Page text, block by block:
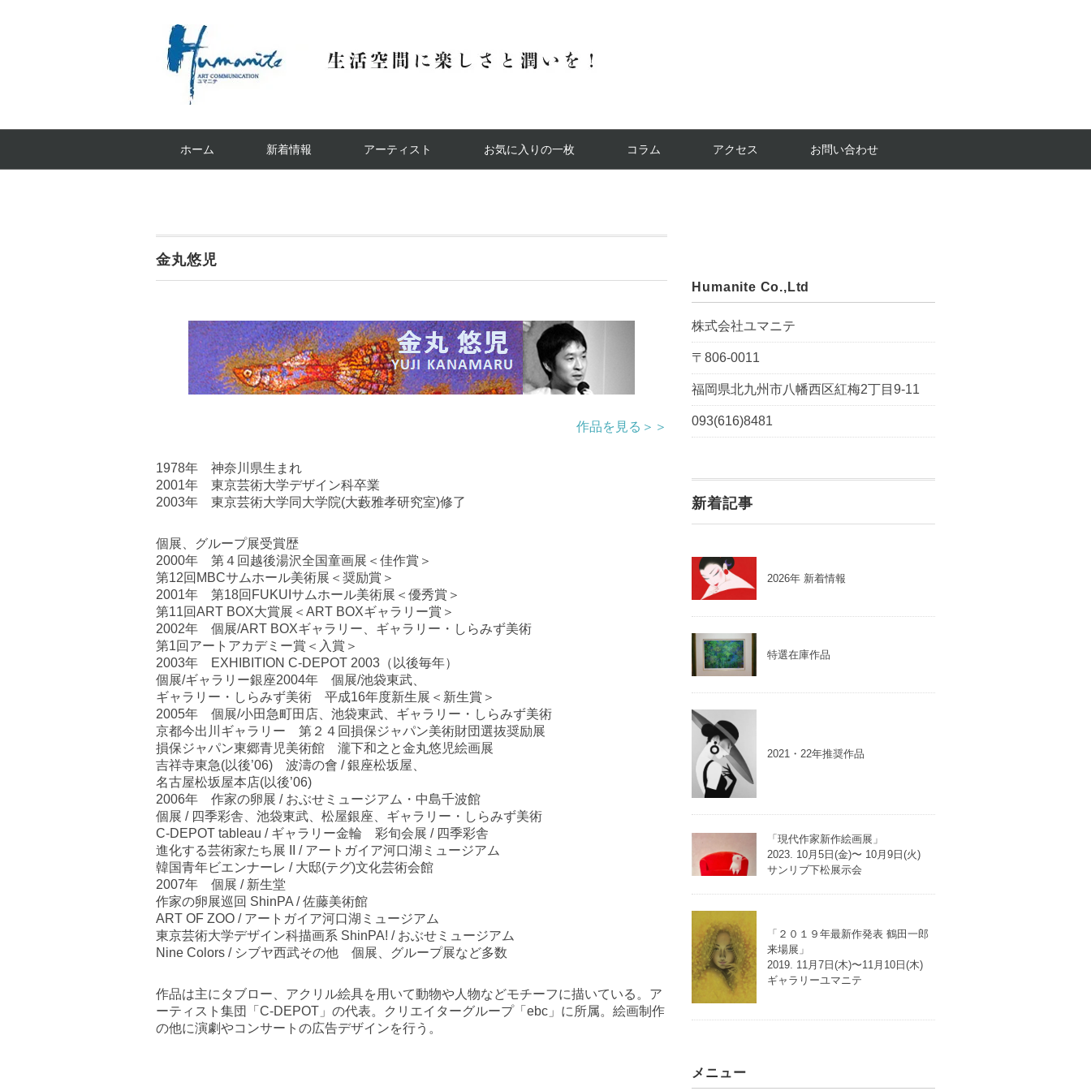
ホーム 新着情報 アーティスト お気に入りの一枚 コラム アクセス お問い合わせ
金丸悠児
作品を見る＞＞
1978年 神奈川県生まれ
2001年 東京芸術大学デザイン科卒業
2003年 東京芸術大学同大学院(大藪雅孝研究室)修了
個展、グループ展受賞歴
2000年 第４回越後湯沢全国童画展＜佳作賞＞
第12回MBCサムホール美術展＜奨励賞＞
2001年 第18回FUKUIサムホール美術展＜優秀賞＞
第11回ART BOX大賞展＜ART BOXギャラリー賞＞
2002年 個展/ART BOXギャラリー、ギャラリー・しらみず美術
第1回アートアカデミー賞＜入賞＞
2003年 EXHIBITION C-DEPOT 2003（以後毎年）
個展/ギャラリー銀座2004年 個展/池袋東武、
ギャラリー・しらみず美術 平成16年度新生展＜新生賞＞
2005年 個展/小田急町田店、池袋東武、ギャラリー・しらみず美術
京都今出川ギャラリー 第２４回損保ジャパン美術財団選抜奨励展
損保ジャパン東郷青児美術館 瀧下和之と金丸悠児絵画展
吉祥寺東急(以後’06) 波濤の會 / 銀座松坂屋、
名古屋松坂屋本店(以後’06)
2006年 作家の卵展 / おぶせミュージアム・中島千波館
個展 / 四季彩舎、池袋東武、松屋銀座、ギャラリー・しらみず美術
C-DEPOT tableau / ギャラリー金輪 彩旬会展 / 四季彩舎
進化する芸術家たち展 II / アートガイア河口湖ミュージアム
韓国青年ビエンナーレ / 大邸(テグ)文化芸術会館
2007年 個展 / 新生堂
作家の卵展巡回 ShinPA / 佐藤美術館
ART OF ZOO / アートガイア河口湖ミュージアム
東京芸術大学デザイン科描画系 ShinPA! / おぶせミュージアム
Nine Colors / シブヤ西武その他 個展、グループ展など多数
作品は主にタブロー、アクリル絵具を用いて動物や人物などモチーフに描いている。ア
ーティスト集団「C-DEPOT」の代表。クリエイターグループ「ebc」に所属。絵画制作
の他に演劇やコンサートの広告デザインを行う。
Humanite Co.,Ltd
株式会社ユマニテ
〒806-0011
福岡県北九州市八幡西区紅梅2丁目9-11
093(616)8481
新着記事
2026年 新着情報
特選在庫作品
2021・22年推奨作品
「現代作家新作絵画展」
2023. 10月5日(金)〜 10月9日(火)
サンリブ下松展示会
「２０１９年最新作発表 鶴田一郎
来場展」
2019. 11月7日(木)〜11月10日(木)
ギャラリーユマニテ
メニュー